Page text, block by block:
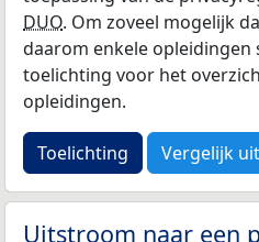
DUO. Om zoveel mogelijk
daarom enkele opleidingen
toelichting voor het
opleidingen.
Toelichting Vergelijk
Uitstroom naar een